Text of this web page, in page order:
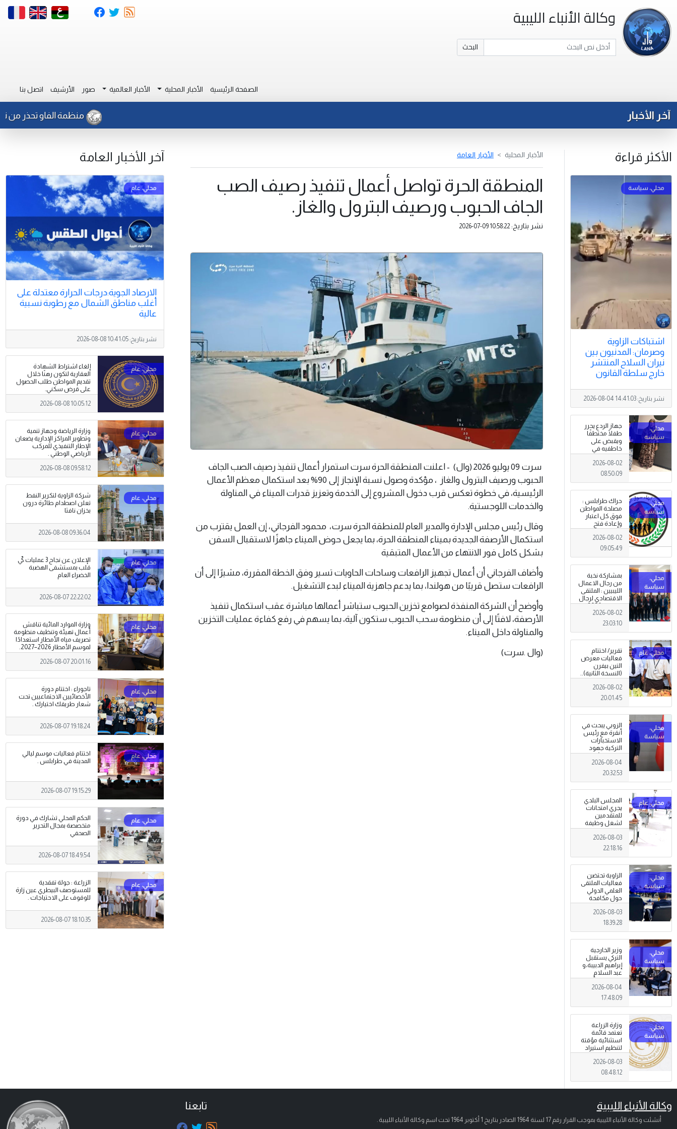
وكالة الأنباء الليبية
البحث
الصفحة الرئيسية الأخبار المحلية الأخبار العالمية صور الأرشيف اتصل بنا
آخر الأخبار منظمة الفاو تحذر من نشاط
الأكثر قراءة
اشتباكات الزاوية
وصرمان: المدنيون بين
نيران السلاح المنتشر
خارج سلطة القانون
نشر بتاريخ:2026-08-04 14:41:03
جهاز الردع يحرر
طفلًا مختطفًا
ويقبض على
خاطفيه في
طرابلس
2026-08-02
08:50:09
حراك طرابلس :
مصلحة المواطن
فوق كل اعتبار
وإعادة فتح
المؤسسات
جاءت استجابةً
للإرادة الشعبية
2026-08-02
09:05:49
بمشاركة نخبة
من رجال الاعمال
الليبيين : الملتقى
الاقتصادي لرجال
الاعمال 2026
تبدأ فعاليات
بمدينة سرت .
2026-08-02
23:03:10
تقرير/ اختتام
فعاليات معرض
التين بيفرن
(النسخة الثانية)..
تظاهرة وطنية
وصمود
للمزارعين في
2026-08-02
20:01:45
الزوبي يبحث في
أنقرة مع رئيس
الاستخبارات
التركية جهود
توحيد المؤسسة
العسكرية على
أسس مهنية
2026-08-04
20:32:53
المجلس البلدي
يجري امتحانات
للمتقدمين
لشغل وظيفة
مختار محلة .
2026-08-03
22:18:16
الزاوية تحتضن
فعاليات الملتقى
العلمي الدولي
حول مكافحة
الجرائم المالية
وتهديدات الأمن
القومي
2026-08-03
18:39:28
وزير الخارجية
التركي يستقبل
إبراهيم الدبيبة،و
عبد السلام
الزوبي في أنقرة
2026-08-04
17:48:09
وزارة الزراعة
تعتمد قائمة
استثنائية مؤقتة
لتنظيم استيراد
وتداول المبيدات
الزراعية
2026-08-03
08:48:12
الأخبار المحلية الأخبار العامة
المنطقة الحرة تواصل أعمال تنفيذ رصيف الصب
الجاف الحبوب ورصيف البترول والغاز.
نشر بتاريخ: 2026-07-09 10:58:22
سرت 09 يوليو 2026 (وال) - اعلنت المنطقة الحرة سرت استمرار أعمال تنفيذ رصيف الصب الجاف
الحبوب ورصيف البترول والغاز ، مؤكدة وصول نسبة الإنجاز إلى 90% بعد استكمال معظم الأعمال
الرئيسية، في خطوة تعكس قرب دخول المشروع إلى الخدمة وتعزيز قدرات الميناء في المناولة
والخدمات اللوجستية.
وقال رئيس مجلس الإدارة والمدير العام للمنطقة الحرة سرت، محمود الفرجاني، إن العمل يقترب من
استكمال الأرصفة الجديدة بميناء المنطقة الحرة، بما يجعل حوض الميناء جاهزًا لاستقبال السفن
بشكل كامل فور الانتهاء من الأعمال المتبقية
وأضاف الفرجاني أن أعمال تجهيز الرافعات وساحات الحاويات تسير وفق الخطة المقررة، مشيرًا إلى أن
الرافعات ستصل قريبًا من هولندا، بما يدعم جاهزية الميناء لبدء التشغيل.
وأوضح أن الشركة المنفذة لصوامع تخزين الحبوب ستباشر أعمالها مباشرة عقب استكمال تنفيذ
الأرصفة، لافتًا إلى أن منظومة سحب الحبوب ستكون آلية، بما يسهم في رفع كفاءة عمليات التخزين
والمناولة داخل الميناء.
(وال .سرت)
آخر الأخبار العامة
الارصاد الجوية:درجات الحرارة معتدلة على
أغلب مناطق الشمال مع رطوبة نسبية
عالية
نشر بتاريخ:2026-08-08 10:41:05
إلغاء اشتراط الشهادة
العقارية لتكون رهنًا خلال
تقديم المواطن طلب الحصول
على قرض سكني.
2026-08-08 10:05:12
وزارة الرياضة وجهاز تنمية
وتطوير المراكز الإدارية يضعان
الإطار التنفيذي للمركب
الرياضي الوطني .
2026-08-08 09:58:12
شركة الزاوية لتكرير النفط
تعلن اصطدام طائرة درون
بخزان نافثا
2026-08-08 09:36:04
الإعلان عن نجاح 3 عمليات كيّ
قلب بمستشفى الهضبة
الخضراء العام
2026-08-07 22:22:02
وزارة الموارد المائية تناقش
أعمال تهيئة وتنظيف منظومة
تصريف مياه الأمطار استعدادًا
لموسم الأمطار 2026–2027.
2026-08-07 20:01:16
تاجوراء : اختتام دورة
الأخصائيين الاجتماعيين تحت
شعار طريقك اختيارك .
2026-08-07 19:18:24
اختتام فعاليات موسم ليالي
المدينة في طرابلس .
2026-08-07 19:15:29
الحكم المحلي تشارك في دورة
متخصصة بمجال التحرير
الصحفي
2026-08-07 18:49:54
الزراعة : جولة تفقدية
للمستوصف البيطري عين زارة
للوقوف على الاحتياجات .
2026-08-07 18:10:35
وكالة الأنباء الليبية
أنشئت وكالة الأنباء الليبية بموجب القرار رقم 17 لسنة 1964 الصادر بتاريخ 1 أكتوبر 1964 تحت اسم وكالة الأنباء الليبية .
تابعنا